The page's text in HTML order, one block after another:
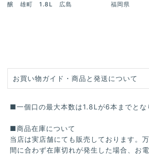
醸 雄町 1.8L 広島
福岡県
お買い物ガイド・商品と発送について
■一個口の最大本数は1.8Lが6本までとな
■商品在庫について
当店は実店舗にても販売しております。
間に合わず在庫切れが発生した場合、お